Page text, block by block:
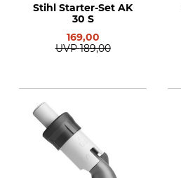
Stihl Starter-Set AK
30 S
169,00
UVP 189,00